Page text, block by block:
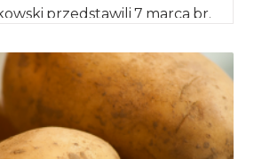
przedstawili 7 marca br.